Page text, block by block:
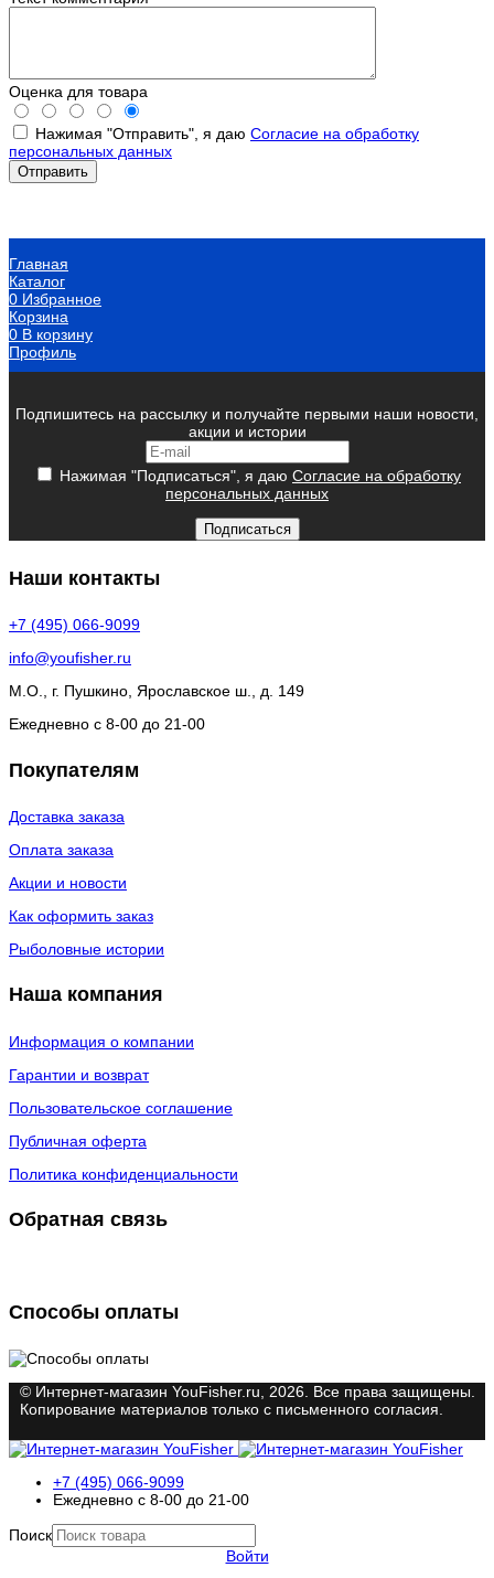
Оценка для товара
Нажимая "Отправить", я даю Согласие на обработку
персональных данных
Главная
Каталог
0 Избранное
Корзина
0 В корзину
Профиль
Подпишитесь на рассылку и получайте первыми наши новости,
акции и истории
Нажимая "Подписаться", я даю Согласие на обработку
персональных данных
Подписаться
Наши контакты
+7 (495) 066-9099
info@youfisher.ru
М.О., г. Пушкино, Ярославское ш., д. 149
Ежедневно с 8-00 до 21-00
Покупателям
Доставка заказа
Оплата заказа
Акции и новости
Как оформить заказ
Рыболовные истории
Наша компания
Информация о компании
Гарантии и возврат
Пользовательское соглашение
Публичная оферта
Политика конфиденциальности
Обратная связь
Способы оплаты
© Интернет-магазин YouFisher.ru, 2026. Все права защищены.
Копирование материалов только с письменного согласия.
+7 (495) 066-9099
Ежедневно с 8-00 до 21-00
Поиск
Войти